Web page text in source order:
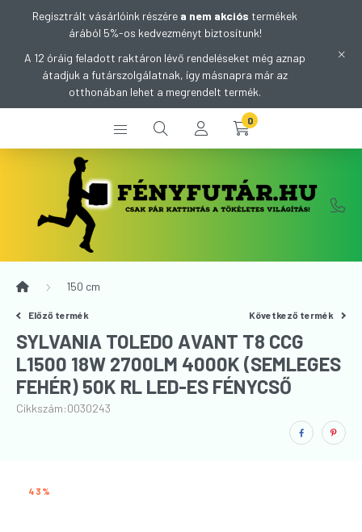
Regisztrált vásárlóink részére a nem akciós termékek
árából 5%-os kedvezményt biztosítunk!
A 12 óráig feladott raktáron lévő rendeléseket még aznap
átadjuk a futárszolgálatnak, így másnapra már az
otthonában lehet a megrendelt termék.
0
150 cm
Előző termék Következő termék
SYLVANIA TOLEDO AVANT T8 CCG
L1500 18W 2700LM 4000K (SEMLEGES
FEHÉR) 50K RL LED-ES FÉNYCSŐ
(150CM)
Cikkszám:0030243
43